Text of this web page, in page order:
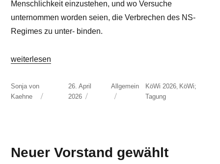
Menschlichkeit einzustehen, und wo Versuche
unternommen worden seien, die Verbrechen des NS-
Regimes zu unter- binden.
„Jenseits des 20. Juli 1944 – der vergessen Widerstand.“
weiterlesen
Autor
Sonja von
Kaehne
Veröffentlicht
am
26. April
2026
Kategorien
Allgemein Schlagwörter
KöWi 2026 KöWi;
Tagung
Neuer Vorstand gewählt